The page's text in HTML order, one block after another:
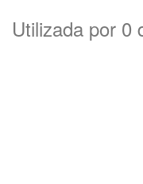
Utilizada por 0